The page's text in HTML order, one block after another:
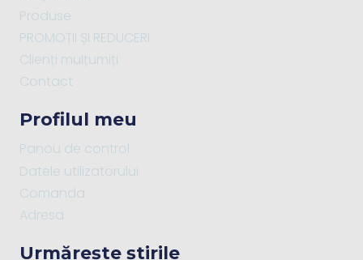
Urmărește știrile
Profilul meu
Panou de control
Datele utilizatorului
Comanda
Adresa
Produse
PROMOȚII ȘI REDUCERI
Clienți mulțumiți
Contact